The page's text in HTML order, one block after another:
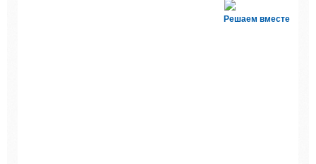
Решаем вместе